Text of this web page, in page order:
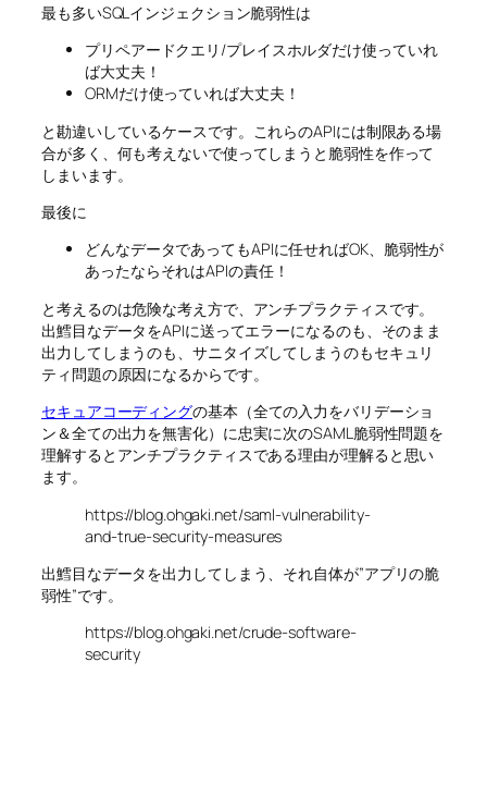
最も多いSQLインジェクション脆弱性は
プリペアードクエリ/プレイスホルダだけ使っていれ
ば大丈夫！
ORMだけ使っていれば大丈夫！
と勘違いしているケースです。これらのAPIには制限ある場
合が多く、何も考えないで使ってしまうと脆弱性を作って
しまいます。
最後に
どんなデータであってもAPIに任せればOK、脆弱性が
あったならそれはAPIの責任！
と考えるのは危険な考え方で、アンチプラクティスです。
出鱈目なデータをAPIに送ってエラーになるのも、そのまま
出力してしまうのも、サニタイズしてしまうのもセキュリ
ティ問題の原因になるからです。
セキュアコーディングの基本（全ての入力をバリデーショ
ン＆全ての出力を無害化）に忠実に次のSAML脆弱性問題を
理解するとアンチプラクティスである理由が理解ると思い
ます。
https://blog.ohgaki.net/saml-vulnerability-
and-true-security-measures
出鱈目なデータを出力してしまう、それ自体が”アプリの脆
弱性”です。
https://blog.ohgaki.net/crude-software-
security